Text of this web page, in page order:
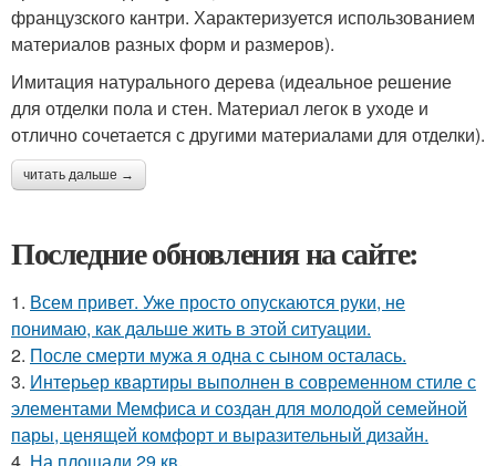
французского кантри. Характеризуется использованием
материалов разных форм и размеров).
Имитация натурального дерева (идеальное решение
для отделки пола и стен. Материал легок в уходе и
отлично сочетается с другими материалами для отделки).
читать дальше →
Последние обновления на сайте:
1. Всем привет. Уже просто опускаются руки, не
понимаю, как дальше жить в этой ситуации.
2. После смерти мужа я одна с сыном осталась.
3. Интерьер квартиры выполнен в современном стиле с
элементами Мемфиса и создан для молодой семейной
пары, ценящей комфорт и выразительный дизайн.